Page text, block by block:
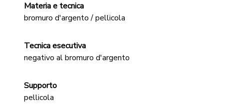
Materia e tecnica
bromuro d'argento / pellicola
Tecnica esecutiva
negativo al bromuro d'argento
Supporto
pellicola